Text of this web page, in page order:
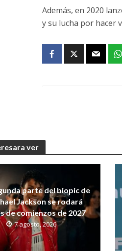
Además, en 2020
y su lucha por hacer
ver
parte del biopic de
Jackson se rodará
de comienzos de 2027
7 agosto, 2026